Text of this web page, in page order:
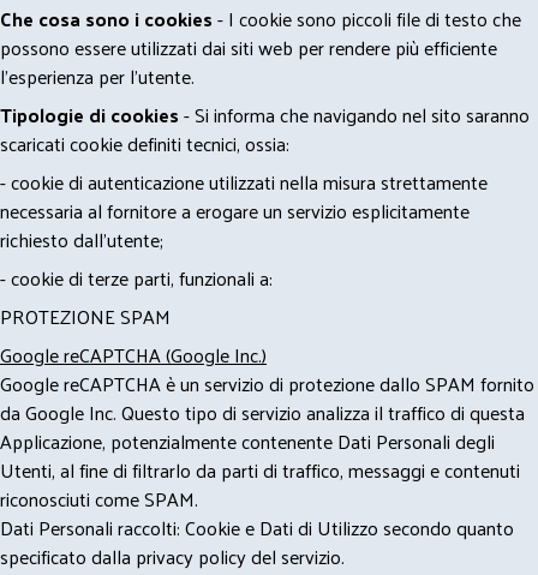
Che cosa sono i cookies- I cookie sono piccoli file di testo che
possono essere utilizzati dai siti web per rendere più efficiente
l'esperienza per l'utente.
Tipologie di cookies- Si informa che navigando nel sito saranno
scaricati cookie definiti tecnici, ossia:
- cookie di autenticazione utilizzati nella misura strettamente
necessaria al fornitore a erogare un servizio esplicitamente
richiesto dall'utente;
- cookie di terze parti, funzionali a:
PROTEZIONE SPAM
Google reCAPTCHA (Google Inc.)
Google reCAPTCHA è un servizio di protezione dallo SPAM fornito
da Google Inc. Questo tipo di servizio analizza il traffico di questa
Applicazione, potenzialmente contenente Dati Personali degli
Utenti, al fine di filtrarlo da parti di traffico, messaggi e contenuti
riconosciuti come SPAM.
Dati Personali raccolti: Cookie e Dati di Utilizzo secondo quanto
specificato dalla privacy policy del servizio.